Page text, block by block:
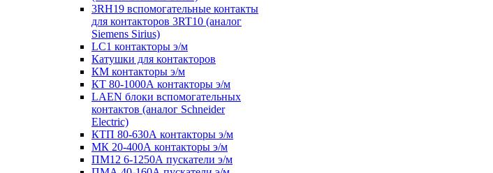
3RH19 вспомогательные контакты
для контакторов 3RT10 (аналог
Siemens Sirius)
LC1 контакторы э/м
Катушки для контакторов
КМ контакторы э/м
КТ 80-1000А контакторы э/м
LAEN блоки вспомогательных
контактов (аналог Schneider
Electric)
КТП 80-630А контакторы э/м
МК 20-400А контакторы э/м
ПМ12 6-1250А пускатели э/м